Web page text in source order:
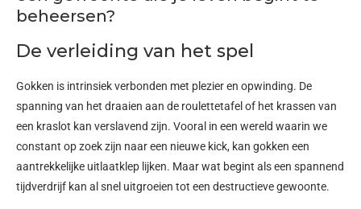
beheersen?
De verleiding van het spel
Gokken is intrinsiek verbonden met plezier en opwinding. De
spanning van het draaien aan de roulettetafel of het krassen van
een kraslot kan verslavend zijn. Vooral in een wereld waarin we
constant op zoek zijn naar een nieuwe kick, kan gokken een
aantrekkelijke uitlaatklep lijken. Maar wat begint als een spannend
tijdverdrijf kan al snel uitgroeien tot een destructieve gewoonte.